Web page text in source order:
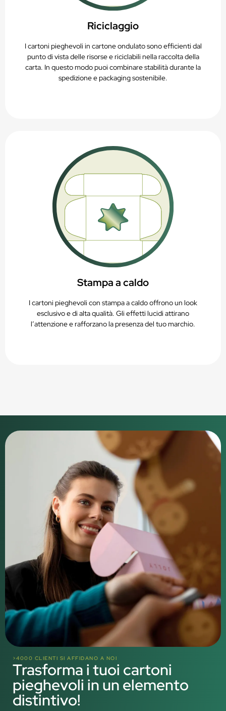
Riciclaggio
I cartoni pieghevoli in cartone ondulato sono efficienti dal
punto di vista delle risorse e riciclabili nella raccolta della
carta. In questo modo puoi combinare stabilità durante la
spedizione e packaging sostenibile.
Stampa a caldo
I cartoni pieghevoli con stampa a caldo offrono un look
esclusivo e di alta qualità. Gli effetti lucidi attirano
l’attenzione e rafforzano la presenza del tuo marchio.
>4000 CLIENTI SI AFFIDANO A NOI
Trasforma i tuoi cartoni
pieghevoli in un elemento
distintivo!